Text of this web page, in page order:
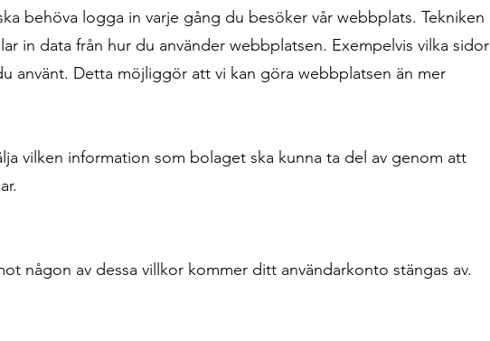
behöva logga in varje gång du besöker vår webbplats. Tekniken
in data från hur du använder webbplatsen. Exempelvis vilka sidor
använt. Detta möjliggör att vi kan göra webbplatsen än mer
vilken information som bolaget ska kunna ta del av genom att
någon av dessa villkor kommer ditt användarkonto stängas av.